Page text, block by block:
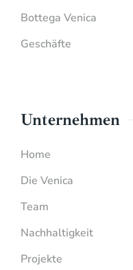
Bottega Venica
Geschäfte
Unternehmen
Home
Die Venica
Team
Nachhaltigkeit
Projekte